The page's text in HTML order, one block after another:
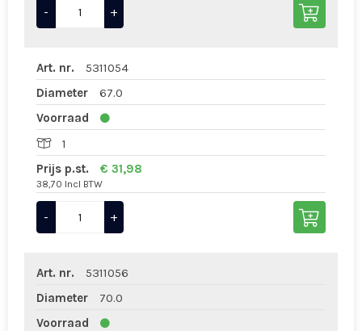
- +
Art. nr.
5311054
Diameter
67.0
Voorraad
1
Prijs p.st.
€ 31,98
38,70 Incl BTW
- +
Art. nr.
5311056
Diameter
70.0
Voorraad